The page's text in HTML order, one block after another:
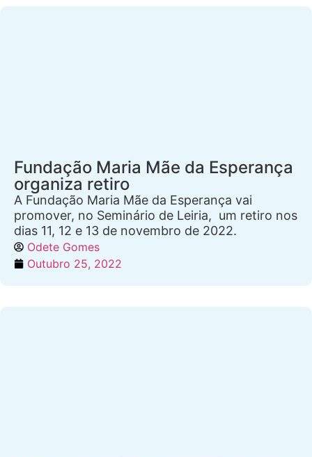
Fundação Maria Mãe da Esperança
organiza retiro
A Fundação Maria Mãe da Esperança vai
promover, no Seminário de Leiria, um retiro nos
dias 11, 12 e 13 de novembro de 2022.
Odete Gomes
Outubro 25, 2022